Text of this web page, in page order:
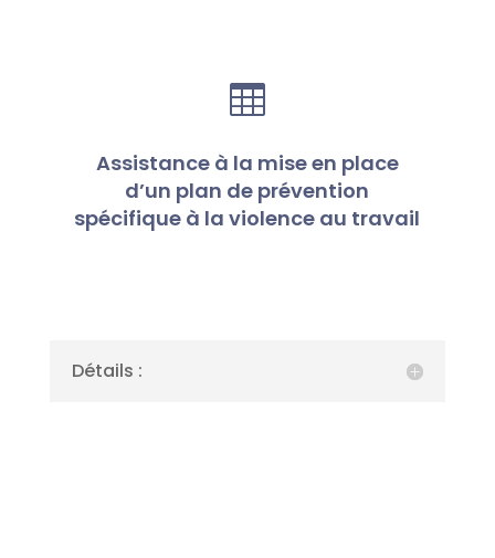

Assistance à la mise en place
d’un plan de prévention
spécifique à la violence au travail
Détails :